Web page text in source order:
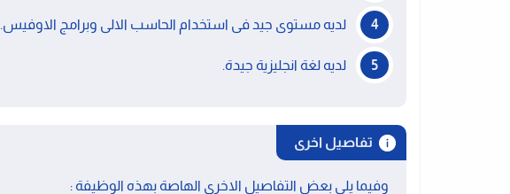
لديه مستوى جيد فى استخدام الحاسب الالى وبرامج الاوفيس.
لديه لغة انجليزية جيدة.
تفاصيل اخرى
وفيما يلى بعض التفاصيل الاخرى الهاصة بهذه الوظيفة :